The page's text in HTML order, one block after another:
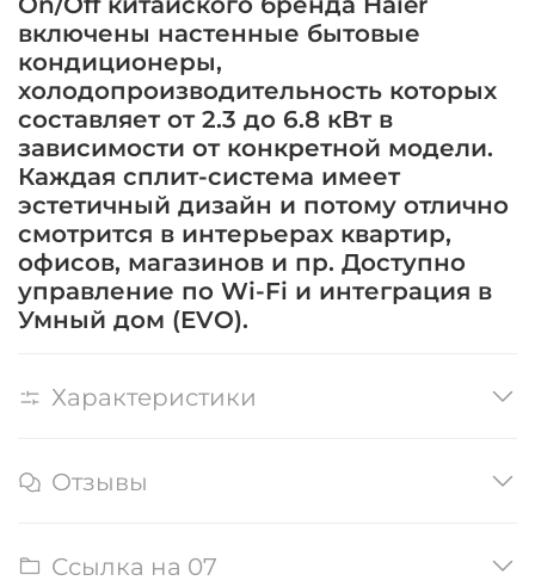
включены настенные бытовые
кондиционеры,
холодопроизводительность которых
составляет от 2.3 до 6.8 кВт в
зависимости от конкретной модели.
Каждая сплит-система имеет
эстетичный дизайн и потому отлично
смотрится в интерьерах квартир,
офисов, магазинов и пр. Доступно
управление по Wi-Fi и интеграция в
Умный дом (EVO).
Характеристики
Отзывы
Ссылка на 07